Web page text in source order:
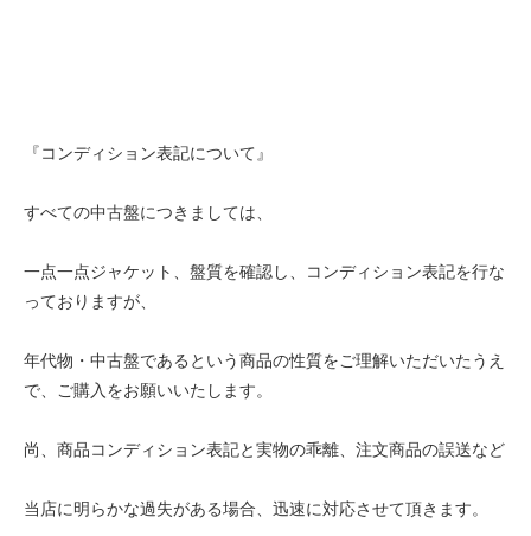
『コンディション表記について』
すべての中古盤につきましては、
一点一点ジャケット、盤質を確認し、コンディション表記を行な
っておりますが、
年代物・中古盤であるという商品の性質をご理解いただいたうえ
で、ご購入をお願いいたします。
尚、商品コンディション表記と実物の乖離、注文商品の誤送など
当店に明らかな過失がある場合、迅速に対応させて頂きます。